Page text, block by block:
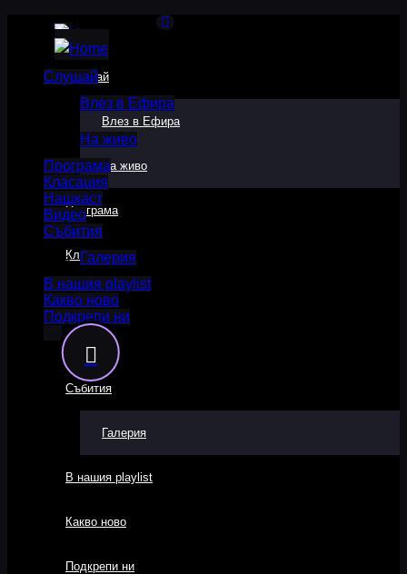
Слушай
Влез в Ефира
На живо
Програма
Класация
Нашкаст
Видео
Събития
Галерия
В нашия playlist
Какво ново
Подкрепи ни
Слушай
Влез в Ефира
На живо
Програма
Класация
Нашкаст
Видео
Събития
Галерия
В нашия playlist
Какво ново
Подкрепи ни